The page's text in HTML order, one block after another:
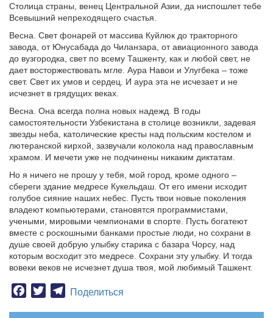
Столица страны, венец Центральной Азии, да ниспошлет тебе
Всевышний непреходящего счастья.
Весна. Свет фонарей от массива Куйлюк до тракторного
завода, от Юнусабада до Чиланзара, от авиационного завода
до вузгородка, свет по всему Ташкенту, как и любой свет, не
дает восторжествовать мгле. Аура Навои и Улугбека – тоже
свет. Свет их умов и сердец. И аура эта не исчезает и не
исчезнет в грядущих веках.
Весна. Она всегда полна новых надежд. В годы
самостоятельности Узбекистана в столице возникли, задевая
звезды неба, католические кресты над польским костелом и
лютеранской кирхой, зазвучали колокола над православным
храмом. И мечети уже не подчинены никаким диктатам.
Но я ничего не прошу у тебя, мой город, кроме одного –
сбереги здание медресе Кукельдаш. От его имени исходит
голубое сияние наших небес. Пусть твои новые поколения
владеют компьютерами, становятся программистами,
учеными, мировыми чемпионами в спорте. Пусть богатеют
вместе с роскошными банками простые люди, но сохрани в
душе своей добрую улыбку старика с базара Чорсу, над
которым восходит это медресе. Сохрани эту улыбку. И тогда
вовеки веков не исчезнет душа твоя, мой любимый Ташкент.
Facebook
TwitterTelegram
Поделиться